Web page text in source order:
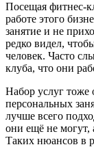
Посещая фитнес-
работе этого
занятие и не
редко видел,
человек. Часто
клуба, что они
Набор услуг тоже
персональных
лучше всего
они ещё не могут,
Таких нюансов в